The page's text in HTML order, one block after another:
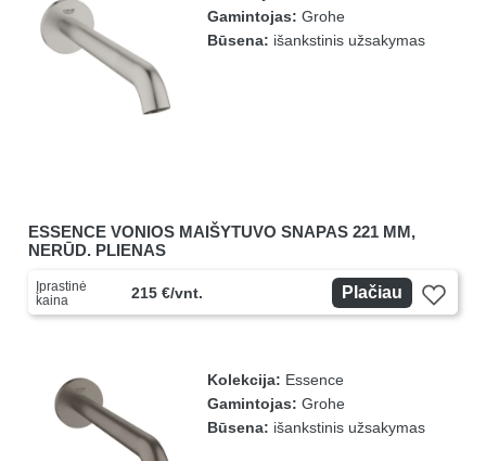
Gamintojas: Grohe
Būsena: išankstinis užsakymas
ESSENCE VONIOS MAIŠYTUVO SNAPAS 221 MM,
NERŪD. PLIENAS
Įprastinė
kaina
215 €/vnt. Plačiau
Kolekcija: Essence
Gamintojas: Grohe
Būsena: išankstinis užsakymas